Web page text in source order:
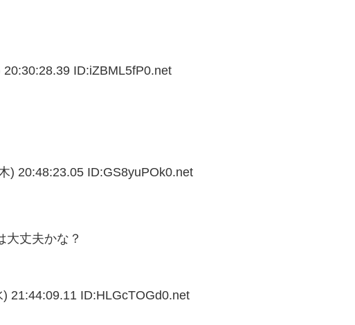
20:30:28.39 ID:iZBML5fP0.net
) 20:48:23.05 ID:GS8yuPOk0.net
大丈夫かな？
) 21:44:09.11 ID:HLGcTOGd0.net